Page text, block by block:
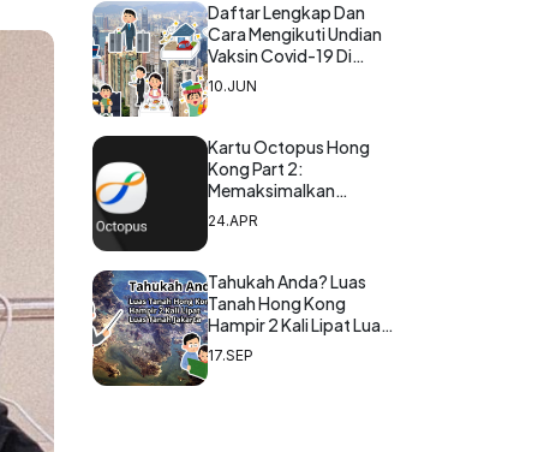
Daftar Lengkap Dan
Cara Mengikuti Undian
Vaksin Covid-19 Di
Hong Kong (Diperbarui
10.JUN
Kartu Octopus Hong
Kong Part 2:
Memaksimalkan
Penggunaan Kartu
24.APR
Tahukah Anda? Luas
Tanah Hong Kong
Hampir 2 Kali Lipat Luas
Tanah Jakarta
17.SEP